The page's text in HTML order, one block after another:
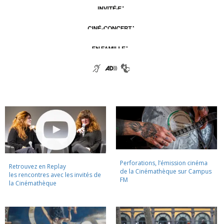
Retrouvez en Replay
les rencontres avec les invités de
la Cinémathèque
Perforations, l’émission cinéma
de la Cinémathèque sur Campus
FM